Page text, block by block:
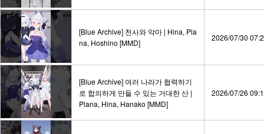
[Blue Archive] 천사와 악마 | Hina, Pla
na, Hoshino [MMD]
2026/07/30
[Blue Archive] 여러 나라가 협력하기
로 합의하게 만들 수 있는 거대한 산 |
Plana, Hina, Hanako [MMD]
2026/07/26